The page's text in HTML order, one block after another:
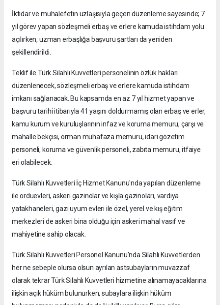
İktidar ve muhalefetin uzlaşısıyla geçen düzenleme sayesinde; 7
yıl görev yapan sözleşmeli erbaş ve erlere kamuda istihdam yolu
açılırken, uzman erbaşlığa başvuru şartları da yeniden
şekillendirildi.
Teklif ile Türk Silahlı Kuvvetleri personelinin özlük hakları
düzenlenecek, sözleşmeli erbaş ve erlere kamuda istihdam
imkanı sağlanacak. Bu kapsamda en az 7 yıl hizmet yapan ve
başvuru tarihi itibarıyla 41 yaşını doldurmamış olan erbaş ve erler,
kamu kurum ve kuruluşlarının infaz ve koruma memuru, çarşı ve
mahalle bekçisi, orman muhafaza memuru, idari gözetim
personeli, koruma ve güvenlik personeli, zabıta memuru, itfaiye
eri olabilecek.
Türk Silahlı Kuvvetleri İç Hizmet Kanunu'nda yapılan düzenleme
ile orduevleri, askeri gazinolar ve kışla gazinoları, vardiya
yatakhaneleri, gazi uyum evleri ile özel, yerel ve kış eğitim
merkezleri de askeri bina olduğu için askeri mahal vasıf ve
mahiyetine sahip olacak.
Türk Silahlı Kuvvetleri Personel Kanunu'nda Silahlı Kuvvetlerden
her ne sebeple olursa olsun ayrılan astsubayların muvazzaf
olarak tekrar Türk Silahlı Kuvvetleri hizmetine alınamayacaklarına
ilişkin açık hüküm bulunurken, subaylara ilişkin hüküm